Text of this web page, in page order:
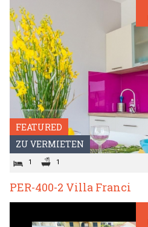
FEATURED
ZU VERMIETEN
1 1
PER-400-2 Villa Franci